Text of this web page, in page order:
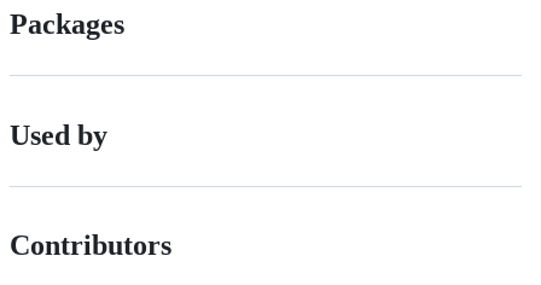
Packages
Used by
Contributors